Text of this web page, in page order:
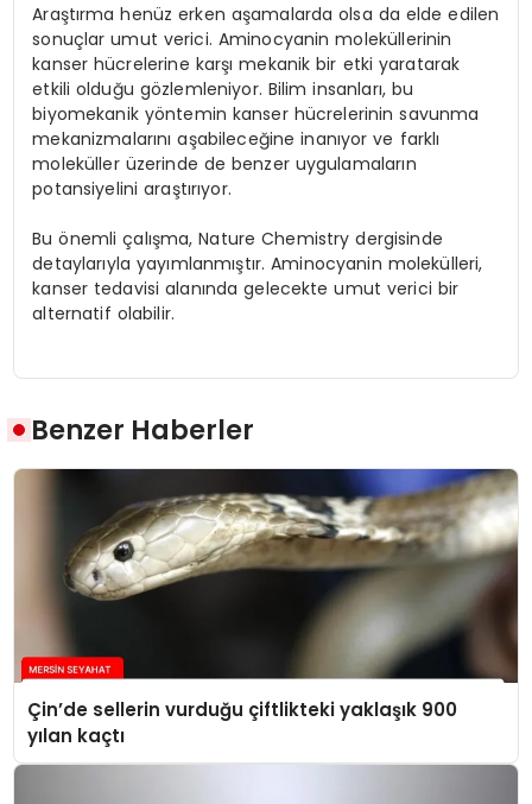
Araştırma henüz erken aşamalarda olsa da elde edilen
sonuçlar umut verici. Aminocyanin moleküllerinin
kanser hücrelerine karşı mekanik bir etki yaratarak
etkili olduğu gözlemleniyor. Bilim insanları, bu
biyomekanik yöntemin kanser hücrelerinin savunma
mekanizmalarını aşabileceğine inanıyor ve farklı
moleküller üzerinde de benzer uygulamaların
potansiyelini araştırıyor.
Bu önemli çalışma, Nature Chemistry dergisinde
detaylarıyla yayımlanmıştır. Aminocyanin molekülleri,
kanser tedavisi alanında gelecekte umut verici bir
alternatif olabilir.
Benzer Haberler
Çin’de sellerin vurduğu çiftlikteki yaklaşık 900
yılan kaçtı